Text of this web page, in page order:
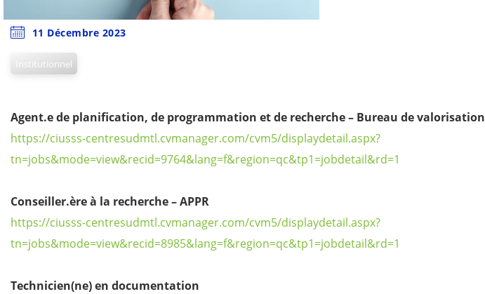
11 Décembre 2023
Institutionnel
Agent.e de planification, de programmation et de recherche – Bureau de valorisation
https://ciusss-centresudmtl.cvmanager.com/cvm5/displaydetail.aspx?
tn=jobs&mode=view&recid=9764&lang=f&region=qc&tp1=jobdetail&rd=1
Conseiller.ère à la recherche – APPR
https://ciusss-centresudmtl.cvmanager.com/cvm5/displaydetail.aspx?
tn=jobs&mode=view&recid=8985&lang=f&region=qc&tp1=jobdetail&rd=1
Technicien(ne) en documentation